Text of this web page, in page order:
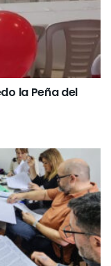
la Peña del